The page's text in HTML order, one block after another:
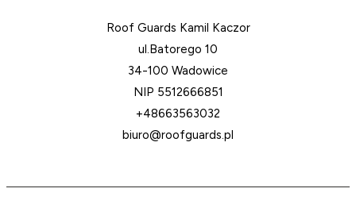
Roof Guards Kamil Kaczor
ul.Batorego 10
34-100 Wadowice
NIP 5512666851
+48663563032
biuro@roofguards.pl